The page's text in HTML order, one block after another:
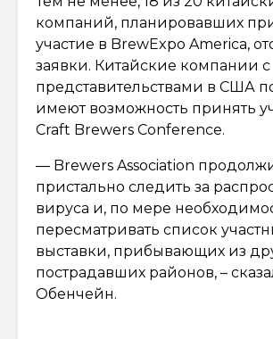
компаний, планировавших
участие в BrewExpo America,
заявки. Китайские компании с
представительствами в США
имеют возможность принять
Craft Brewers Conference.
— Brewers Association
пристально следить за
вируса и, по мере
пересматривать список
выставки, прибывающих из
пострадавших районов, –
Обенчейн.